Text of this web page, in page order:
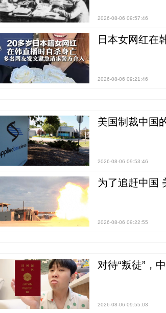
2026-08-06 09:57:46
日本女网红在
2026-08-06 09:21:46
美国制裁中国
2026-08-06 09:53:46
为了追赶中国
2026-08-06 09:22:55
对待“叛徒”，
2026-08-06 09:55:03